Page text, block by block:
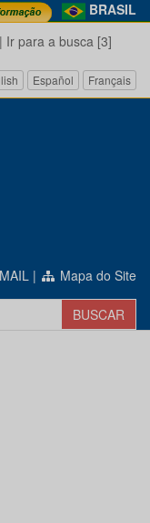
BRASIL
| Ir para a busca [3]
Español Français
| Mapa do Site